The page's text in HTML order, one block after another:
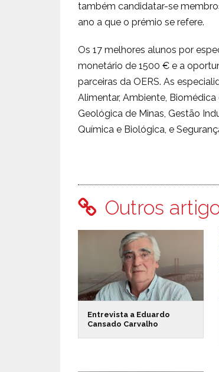
também candidatar-se
ano a que o prémio se refere.
Os 17 melhores alunos por
monetário de 1500 € e a
parceiras da OERS. As
Alimentar, Ambiente,
Geológica de Minas, Gestão
Química e Biológica, e
Outros
Entrevista a Eduardo
Cansado Carvalho